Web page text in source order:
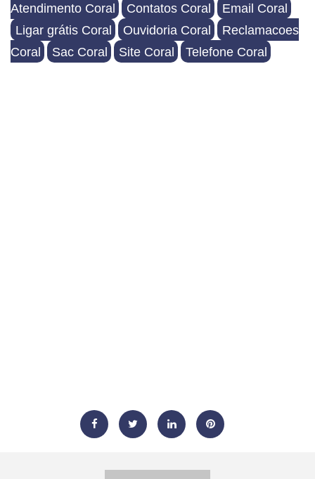
Atendimento Coral
Contatos Coral
Email Coral
Ligar grátis Coral
Ouvidoria Coral
Reclamacoes
Coral
Sac Coral Site Coral Telefone Coral